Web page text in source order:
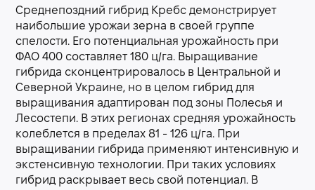
Среднепоздний гибрид Кребс демонстрирует
наибольшие урожаи зерна в своей группе
спелости. Его потенциальная урожайность при
ФАО 400 составляет 180 ц/га. Выращивание
гибрида сконцентрировалось в Центральной и
Северной Украине, но в целом гибрид для
выращивания адаптирован под зоны Полесья и
Лесостепи. В этих регионах средняя урожайность
колеблется в пределах 81 - 126 ц/га. При
выращивании гибрида применяют интенсивную и
экстенсивную технологии. При таких условиях
гибрид раскрывает весь свой потенциал. В